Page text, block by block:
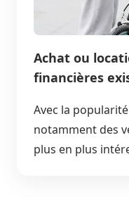
Achat ou
financières
Avec la
notamment des
plus en plus